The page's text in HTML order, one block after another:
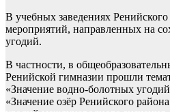
В учебных заведениях
мероприятий, направленных на
угодий.
В частности, в
Ренийской гимназии прошли
«Значение водно-болотных
«Значение озёр Ренийского